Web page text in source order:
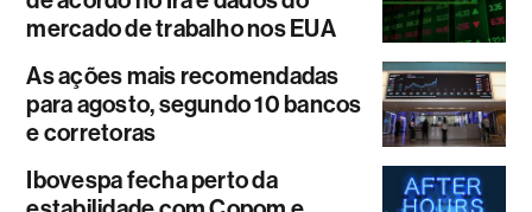
mercado de trabalho nos EUA
As ações mais recomendadas
para agosto, segundo 10 bancos
e corretoras
Ibovespa fecha perto da